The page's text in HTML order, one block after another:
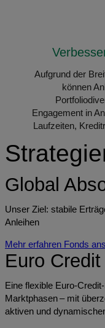
Aufgrund der
können
Engagement in
Laufzeiten,
Global
Unser Ziel: stabile
Anleihen
Mehr erfahren Fonds
Euro
Eine flexible Euro-
Marktphasen – mit
aktiven und